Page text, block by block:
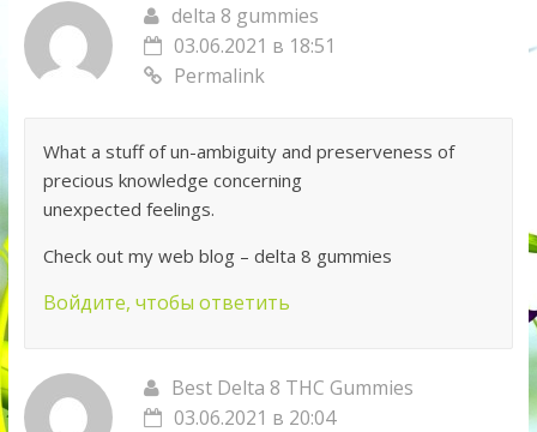
delta 8 gummies
03.06.2021 в 18:51
Permalink
What a stuff of un-ambiguity and preserveness of
precious knowledge concerning
unexpected feelings.
Check out my web blog – delta 8 gummies
Войдите, чтобы ответить
Best Delta 8 THC Gummies
03.06.2021 в 20:04